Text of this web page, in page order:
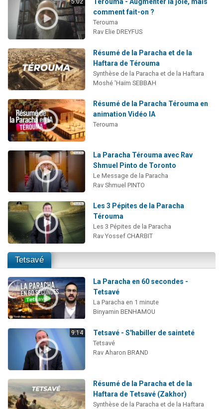
5:02
comment fait-on ?
Terouma
Rav Elie DREYFUS
Résumé de la Paracha et de la
Haftara de Térouma
Synthèse de la Paracha et de la Haftara
Moshé 'Haïm SEBBAH
Résumé de la Paracha Térouma en
animation Vidéo IA
Terouma
La Paracha Térouma avec Rav
Shmuel Pinto de Toronto
Le Message de la Paracha
Rav Shmuel PINTO
Les 3 Pépites de la Paracha
Térouma
Les 3 Pépites de la Paracha
Rav Yossef CHARBIT
Tetsavé
La Paracha en 60 secondes -
Tetsavé
La Paracha en 1 minute
Binyamin BENHAMOU
9:14 Tetsavé - S'habiller de sainteté
Tetsavé
Rav Aharon BRAND
Résumé de la Paracha et de la
Haftara de Tetsavé (Zakhor)
Synthèse de la Paracha et de la Haftara